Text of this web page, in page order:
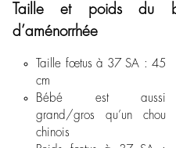
Taille et poids du
d’aménorrhée
Taille fœtus à 37 SA : 45
cm
Bébé est aussi
grand/gros qu’un chou
chinois